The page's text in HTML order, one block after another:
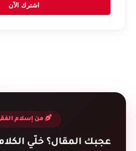
اشترك الآن
من إسلام
عجبك المقال؟ خلّي